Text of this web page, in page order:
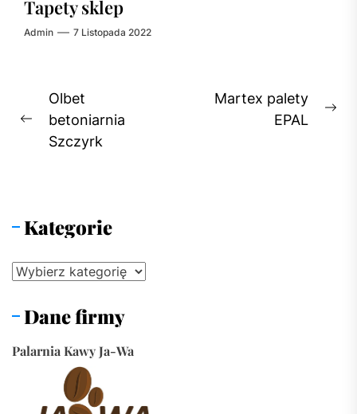
Tapety sklep
Admin 7 Listopada 2022
Nawigacja
wpisu
Previous
post:
Olbet
betoniarnia
Szczyrk
Martex palety
EPAL
Kategorie
Kategorie
Dane firmy
Palarnia Kawy Ja-Wa